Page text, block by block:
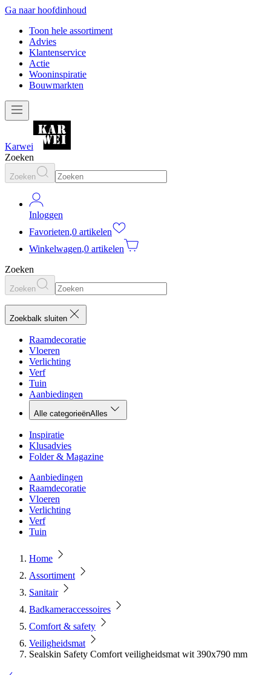
Ga naar hoofdinhoud
Toon hele assortiment
Advies
Klantenservice
Actie
Wooninspiratie
Bouwmarkten
Karwei
Zoeken
Zoeken
Inloggen
Favorieten,0 artikelen
Winkelwagen,0 artikelen
Zoeken
Zoeken
Zoekbalk sluiten
Raamdecoratie
Vloeren
Verlichting
Verf
Tuin
Aanbiedingen
Alle categorieënAlles
Inspiratie
Klusadvies
Folder & Magazine
Aanbiedingen
Raamdecoratie
Vloeren
Verlichting
Verf
Tuin
Home
Assortiment
Sanitair
Badkameraccessoires
Comfort & safety
Veiligheidsmat
Sealskin Safety Comfort veiligheidsmat wit 390x790 mm